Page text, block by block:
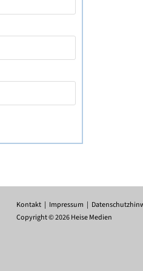
Kontakt Impressum
Copyright © 2026 Heise Medien